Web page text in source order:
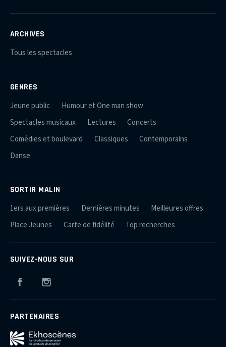
ARCHIVES
Tous les spectacles
GENRES
Jeune public
Humour et One man show
Spectacles musicaux
Lectures
Concerts
Comédies et boulevard
Classiques
Contemporains
Danse
SORTIR MALIN
1ers aux premières Dernières minutes
Meilleures offres
Place Jeunes
Carte de fidélité Top recherches
SUIVEZ-NOUS SUR
Facebook
PARTENAIRES